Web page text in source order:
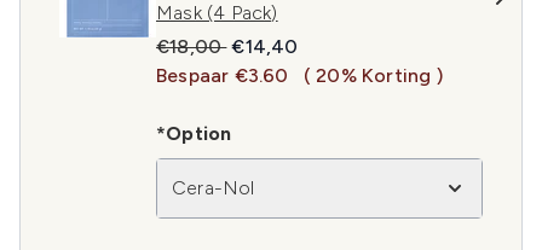
Mask (4 Pack)
Recommended Retail Price:
€18,00Huidige prijs:
€14,40
Bespaar €3.60
( 20% Korting )
*Option
Cera-Nol